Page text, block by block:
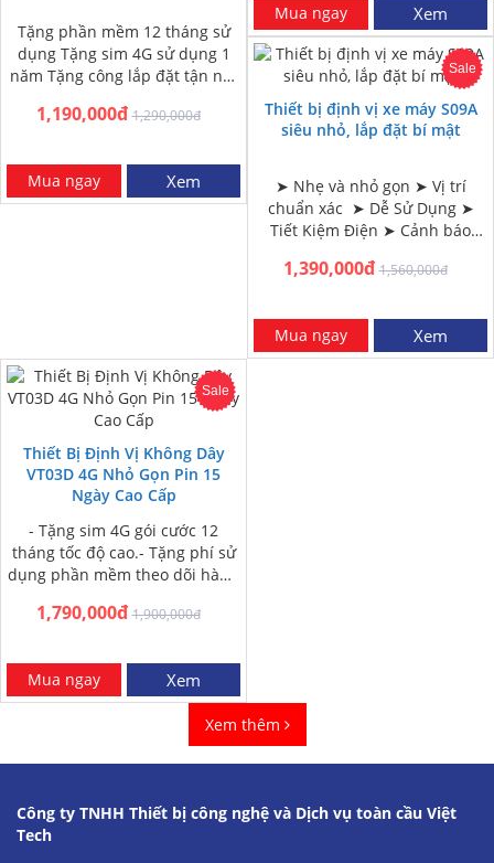
Tặng phần mềm 12 tháng sử
dụng Tặng sim 4G sử dụng 1
năm Tặng công lắp đặt tận nơi
1,190,000đ 1,290,000đ
Mua ngay Xem
Mua ngay Xem
Sale
Thiết bị định vị xe máy S09A
siêu nhỏ, lắp đặt bí mật
➤ Nhẹ và nhỏ gọn ➤ Vị trí
chuẩn xác ➤ Dễ Sử Dụng ➤
Tiết Kiệm Điện ➤ Cảnh báo
1,390,000đ 1,560,000đ
Mua ngay Xem
Sale
Thiết Bị Định Vị Không Dây
VT03D 4G Nhỏ Gọn Pin 15
Ngày Cao Cấp
- Tặng sim 4G gói cước 12
tháng tốc độ cao.- Tặng phí sử
dụng phần mềm theo dõi hành
1,790,000đ 1,900,000đ
Mua ngay Xem
Xem thêm
Công ty TNHH Thiết bị công nghệ và Dịch vụ toàn cầu Việt
Tech